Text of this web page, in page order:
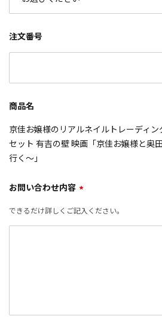
注文番号
商品名
京佳お嬢様のリアルネイルトレーディ
セット 有吉の壁 映画「京佳お嬢様と奥
行く～」
お問い合わせ内容 *
できるだけ詳しくご記入ください。